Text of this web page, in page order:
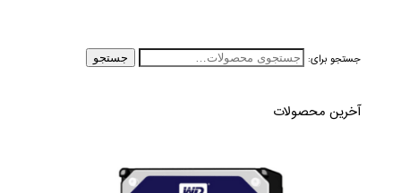
جستجو برای: جستجو
آخرین محصولات